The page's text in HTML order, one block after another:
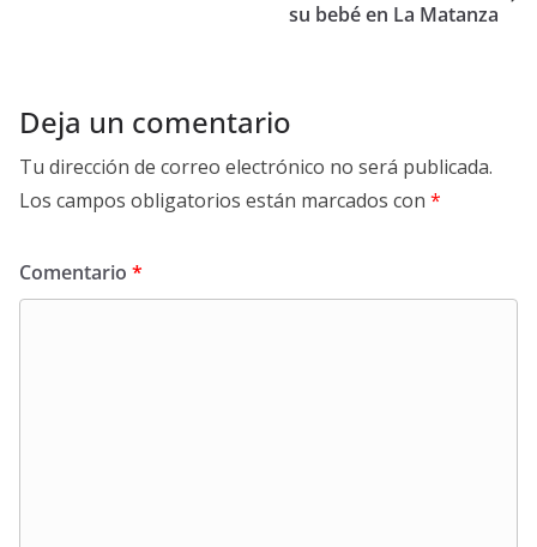
su bebé en La Matanza
Deja un comentario
Tu dirección de correo electrónico no será publicada.
Los campos obligatorios están marcados con *
Comentario *